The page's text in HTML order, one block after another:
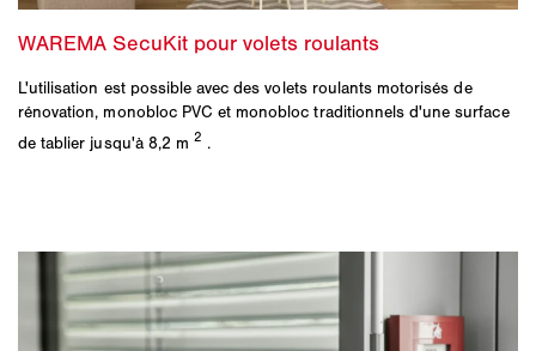
L'utilisation est possible avec des volets roulants motorisés de
rénovation, monobloc PVC et monobloc traditionnels d'une surface
de tablier jusqu'à 8,2 m 2 .